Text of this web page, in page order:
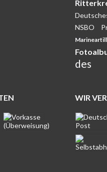
NSBO
des
WIR